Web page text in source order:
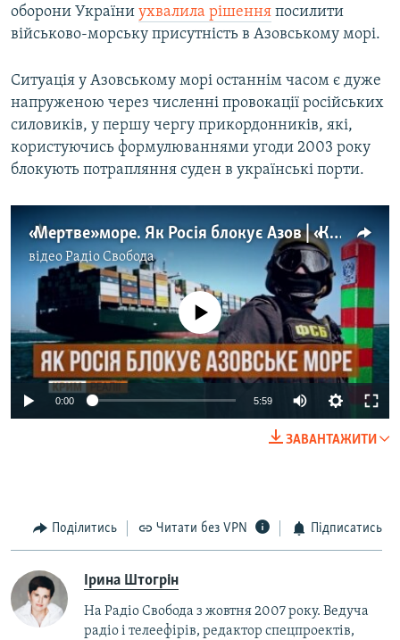
оборони України ухвалила рішення посилити
військово-морську присутність в Азовському морі.
Ситуація у Азовському морі останнім часом є дуже
напруженою через численні провокації російських
силовиків, у першу чергу прикордонників, які,
користуючись формулюваннями угоди 2003 року
блокують потрапляння суден в українські порти.
«Мертве» море. Як Росія блокує Азов | «Крим.Реалії» (відео)
відеоРадіо Свобода
No media source currently available
0:00 5:59
ЗАВАНТАЖИТИ
Поділитись Читати без VPN Підписатись
Ірина Штогрін
На Радіо Свобода з жовтня 2007 року. Ведуча
радіо і телеефірів, редактор спецпроектів,